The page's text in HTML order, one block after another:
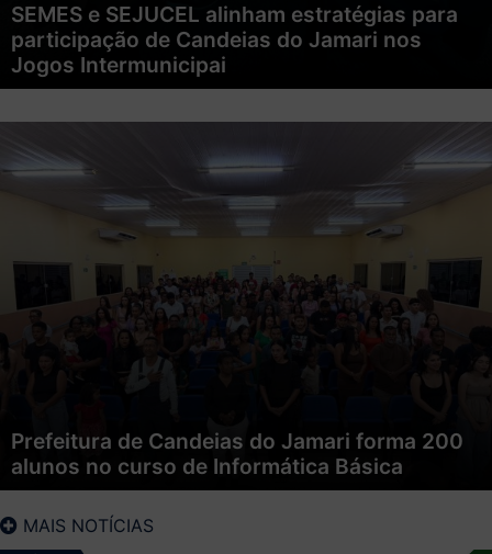
SEMES e SEJUCEL alinham estratégias para
participação de Candeias do Jamari nos
Jogos Intermunicipai
Prefeitura de Candeias do Jamari forma 200
alunos no curso de Informática Básica
MAIS NOTÍCIAS